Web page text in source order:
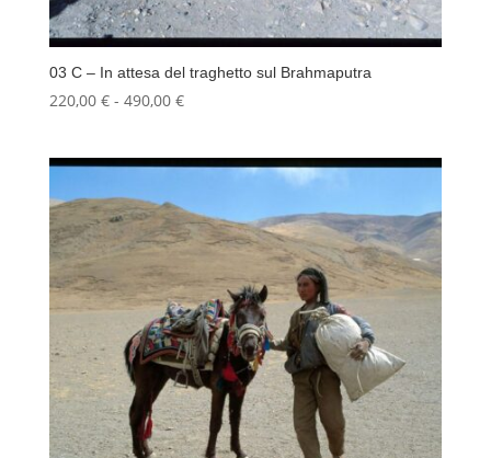
03 C – In attesa del traghetto sul Brahmaputra
220,00 € - 490,00 €Fascia
da
a
490,00 €